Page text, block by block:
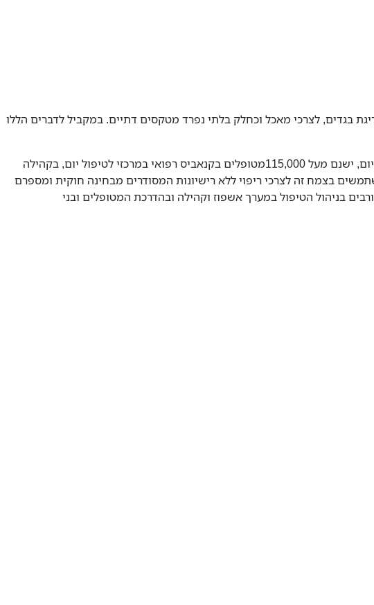
בגדים, לצרכי מאכל וכחלק בלתי נפרד מטקסים דתיים. במקביל לדברים הללו
מתחילת המאה ה-21 קיימת עלייה דרסטית במספר המשתמשים בקנאביס כתרופה- "קנאביס רפואי". במדינת ישראל של היום, ישנם מעל 115,000מטופלים בקנאביס רפואי במרכזי לטיפול יום, בקהילה
שהונפקו על-ידי משרד הבריאות . כאשר בערכה גסה ידוע על כ1000000 אנשים שמשתמשים בצמח זה לצרכי ריפוי ללא רישיונות המסודרים מבחינה חוקית ומספרם
בניהול הטיפול במערך אשפוז וקהילה ובהדרכת המטופלים ובני